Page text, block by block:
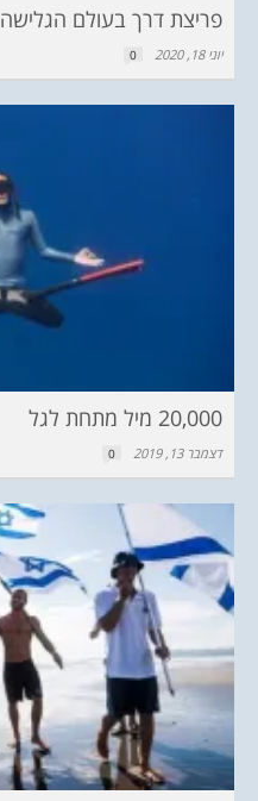
פריצת דרך בעולם הגלישה
יוני 18, 2020 0
20,000 מיל מתחת לגל
דצמבר 13, 2019 0